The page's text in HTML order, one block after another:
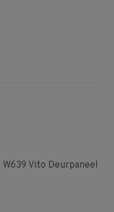
Vito Deurpaneel